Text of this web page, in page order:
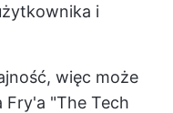
i
więc może
Fry'a "The Tech